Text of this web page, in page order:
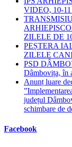
VIDEO, 10-
ZILELE DE
PEȘTERA
ZILELE
PSD
Dâmbovița, în
Anunț luare
județul
schimbare de
Facebook